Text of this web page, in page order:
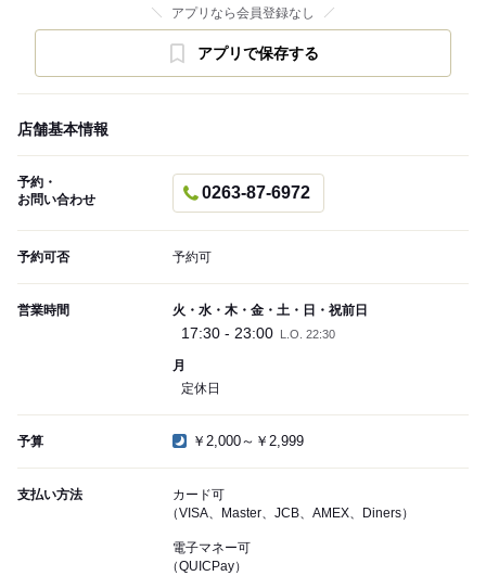
アプリなら会員登録なし
アプリで保存する
店舗基本情報
予約・
お問い合わせ
0263-87-6972
予約可否 予約可
営業時間 火・水・木・金・土・日・祝前日
17:30 - 23:00 L.O. 22:30
月
定休日
予算 ￥2,000～￥2,999
支払い方法
カード可
（VISA、Master、JCB、AMEX、Diners）
電子マネー可
（QUICPay）